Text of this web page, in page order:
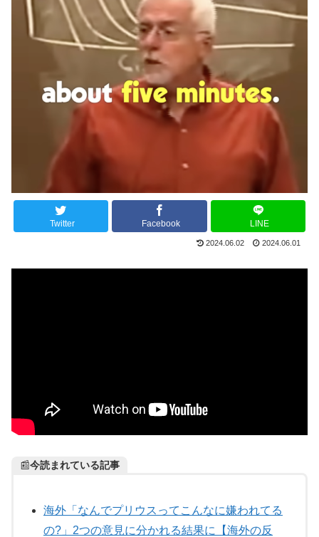
Twitter Facebook LINE
2024.06.02 2024.06.01
📰今読まれている記事
海外「なんでプリウスってこんなに嫌われてる
の?」2つの意見に分かれる結果に【海外の反